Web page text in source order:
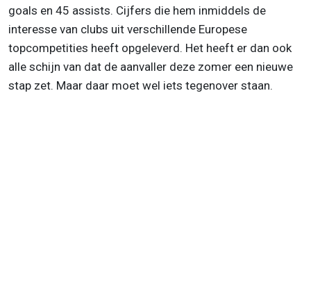
goals en 45 assists. Cijfers die hem inmiddels de
interesse van clubs uit verschillende Europese
topcompetities heeft opgeleverd. Het heeft er dan ook
alle schijn van dat de aanvaller deze zomer een nieuwe
stap zet. Maar daar moet wel iets tegenover staan.